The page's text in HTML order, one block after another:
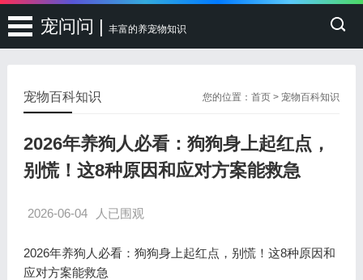
宠问问 | 丰富的养宠物知识
您的位置：首页 >宠物百科知识
宠物百科知识
2026年养狗人必看：狗狗身上起红点，
别慌！这8种原因和应对方案能救急
2026-06-04 人已围观
2026年养狗人必看：狗狗身上起红点，别慌！这8种原因和
应对方案能救急